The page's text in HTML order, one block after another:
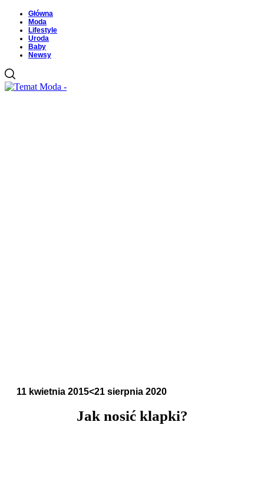
Główna
Moda
Lifestyle
Uroda
Baby
Newsy
11 kwietnia 2015<21 sierpnia 2020
Jak nosić klapki?